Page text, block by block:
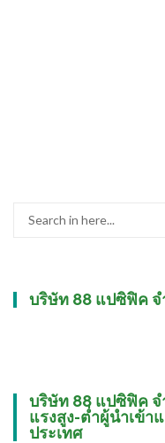
บริษัท 88 แปซิฟิค
บริษัท 88 แปซิฟิค
แรงสูง-ต่ำผู้นำเข้
ประเทศ